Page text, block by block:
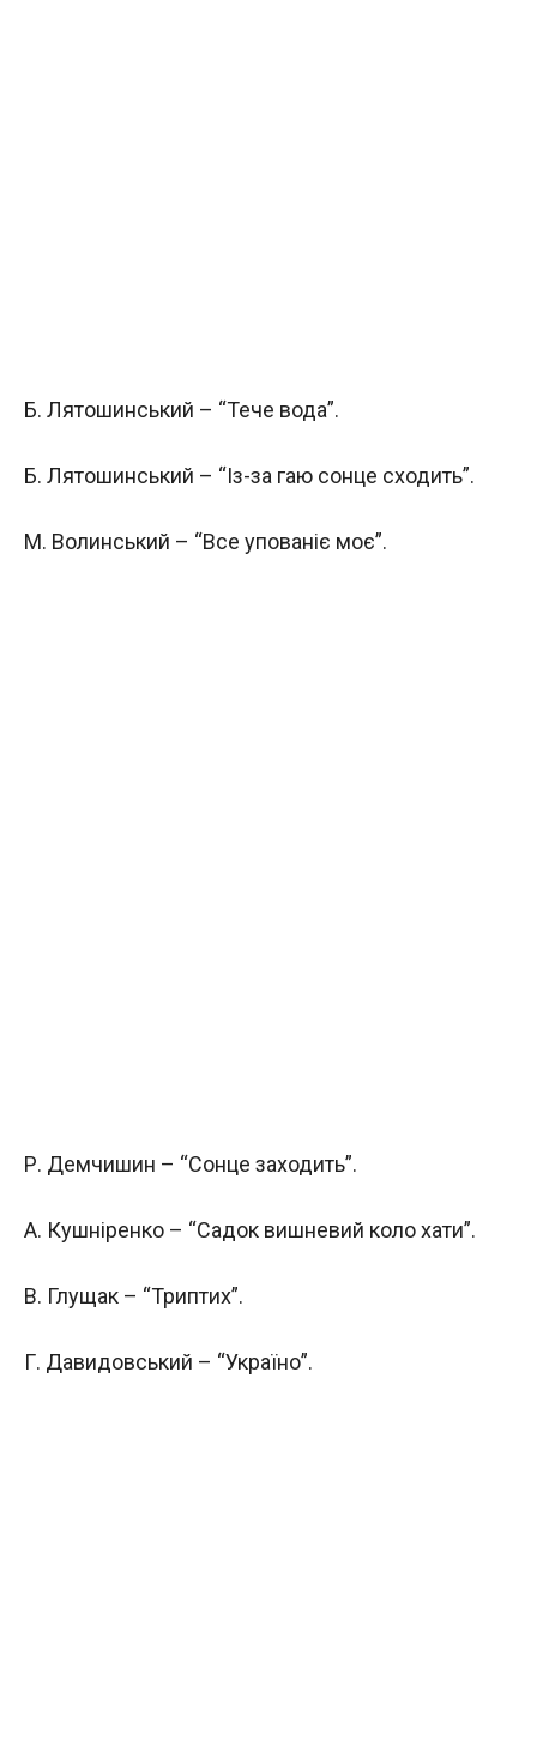
Б. Лятошинський – “Тече вода”.
Б. Лятошинський – “Із-за гаю сонце сходить”.
М. Волинський – “Все упованіє моє”.
Р. Демчишин – “Сонце заходить”.
А. Кушніренко – “Садок вишневий коло хати”.
В. Глущак – “Триптих”.
Г. Давидовський – “Україно”.